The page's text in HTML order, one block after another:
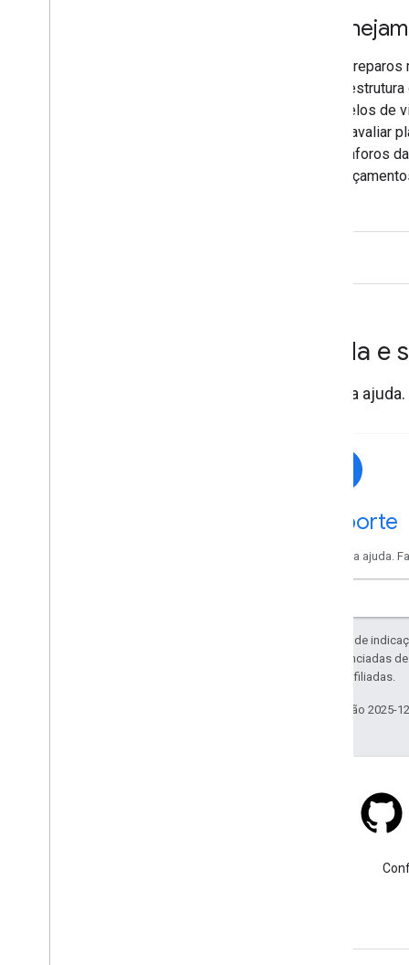
Faça
modelos de
para avaliar
semáforos
os
Ajuda e
Receba
Suporte
Receba ajuda.
Exceto em caso de
código são licenciadas
da Oracle e/ou afiliadas.
Última atualização 2025-